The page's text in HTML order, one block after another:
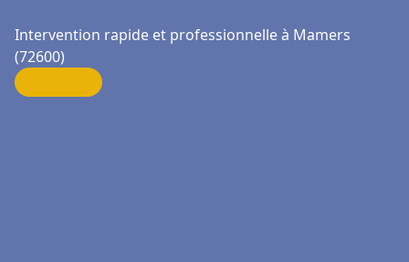
Intervention rapide et professionnelle à Mamers
(72600)